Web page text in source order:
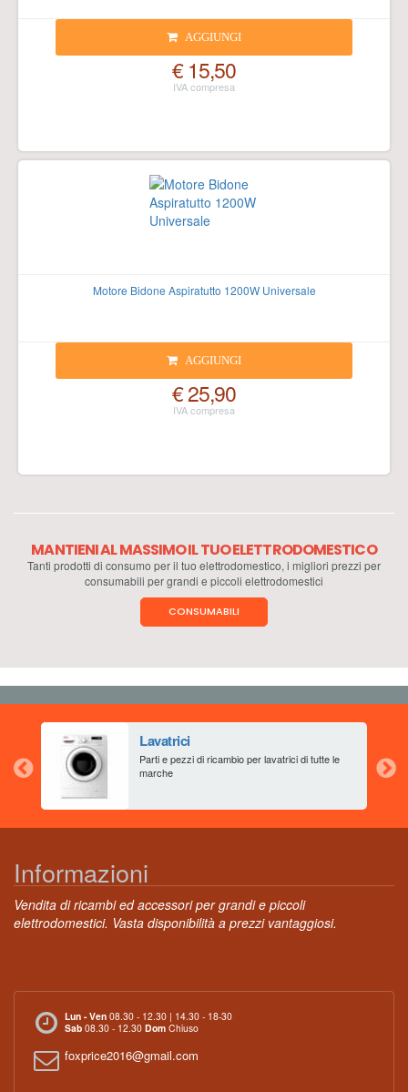
AGGIUNGI
€ 15,50
Motore Bidone Aspiratutto 1200W Universale
AGGIUNGI
€ 25,90
MANTIENI AL MASSIMO IL TUO ELETTRODOMESTICO
Tanti prodotti di consumo per il tuo elettrodomestico, i migliori prezzi per
consumabili per grandi e piccoli elettrodomestici
CONSUMABILI
Lavatrici
Parti e pezzi di ricambio per lavatrici di tutte le
marche
Informazioni
Vendita di ricambi ed accessori per grandi e piccoli
elettrodomestici. Vasta disponibilità a prezzi vantaggiosi.
Lun - Ven 08.30 - 12.30 | 14.30 - 18-30
Sab 08.30 - 12.30 Dom Chiuso
foxprice2016@gmail.com